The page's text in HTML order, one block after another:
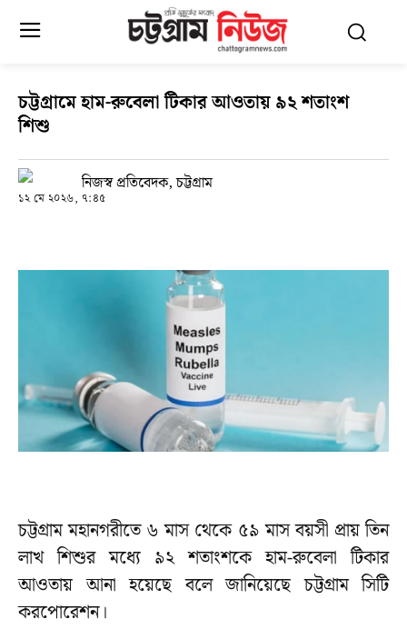
চট্টগ্রামে হাম-রুবেলা টিকার আওতায় ৯২ শতাংশ
শিশু
নিজস্ব প্রতিবেদক, চট্টগ্রাম
১২ মে ২০২৬, ৭:৪৫
চট্টগ্রাম মহানগরীতে ৬ মাস থেকে ৫৯ মাস বয়সী প্রায় তিন
লাখ শিশুর মধ্যে ৯২ শতাংশকে হাম-রুবেলা টিকার
আওতায় আনা হয়েছে বলে জানিয়েছে চট্টগ্রাম সিটি
করপোরেশন।